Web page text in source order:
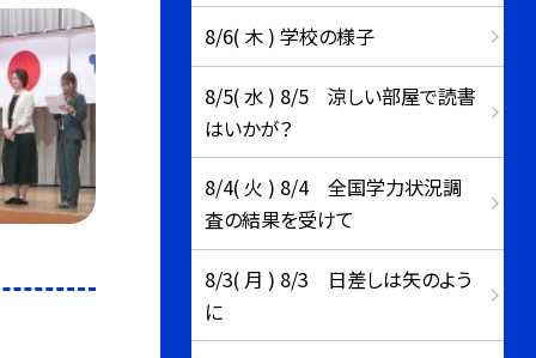
8/6( 木 ) 学校の様子
8/5( 水 ) 8/5 涼しい部屋で読書
はいかが？
8/4( 火 ) 8/4 全国学力状況調
査の結果を受けて
8/3( 月 ) 8/3 日差しは矢のよう
に